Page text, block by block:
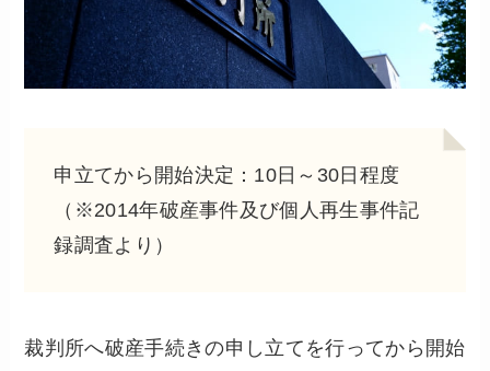
申立てから開始決定：10日～30日程度
（※2014年破産事件及び個人再生事件記
録調査より）
裁判所へ破産手続きの申し立てを行ってから開始